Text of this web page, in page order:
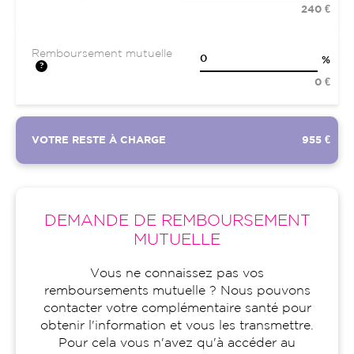
240 €
Remboursement mutuelle
%
0 €
VOTRE RESTE À CHARGE 955 €
DEMANDE DE REMBOURSEMENT
MUTUELLE
Vous ne connaissez pas vos
remboursements mutuelle ? Nous pouvons
contacter votre complémentaire santé pour
obtenir l'information et vous les transmettre.
Pour cela vous n'avez qu'à accéder au